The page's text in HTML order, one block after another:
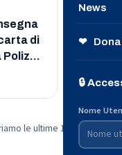
News
Il
❤ Dona
🔒
Nome
di
le ultime 1 notizie. Per